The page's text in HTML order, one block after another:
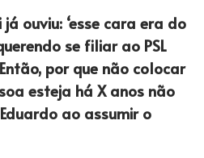
ouviu: ‘esse cara era do
se filiar ao PSL
por que não colocar
esteja há X anos não
ao assumir o